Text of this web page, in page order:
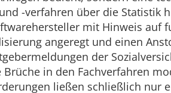
-verfahren über die Statistik
mit Hinweis auf
angeregt und einen
der
in den Fachverfahren
ließen schließlich nur